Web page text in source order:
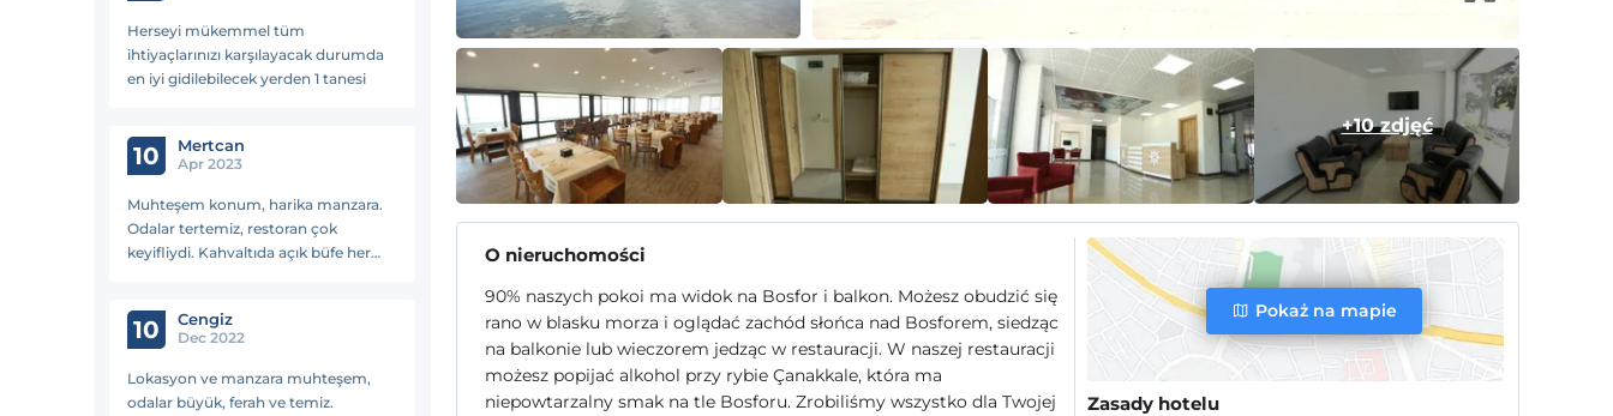
Herseyi mükemmel tüm
ihtiyaçlarınızı karşılayacak durumda
en iyi gidilebilecek yerden 1 tanesi
10 Mertcan
Apr 2023
Muhteşem konum, harika manzara.
Odalar tertemiz, restoran çok
keyifliydi. Kahvaltıda açık büfe her
Mutlaka tekrar geleceğiz.
10 Cengiz
Dec 2022
Lokasyon ve manzara muhteşem,
odalar büyük, ferah ve temiz.
+10 zdjęć
O nieruchomości
90% naszych pokoi ma widok na Bosfor i balkon. Możesz obudzić się
rano w blasku morza i oglądać zachód słońca nad Bosforem, siedząc
na balkonie lub wieczorem jedząc w restauracji. W naszej restauracji
możesz popijać alkohol przy rybie Çanakkale, która ma
niepowtarzalny smak na tle Bosforu. Zrobiliśmy wszystko dla Twojej
Pokaż na mapie
Zasady hotelu